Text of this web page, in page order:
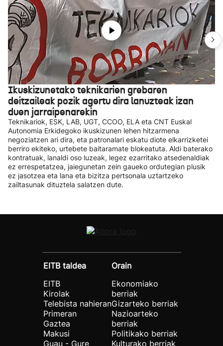
Ikuskizunetako teknikarien grebaren
deitzaileak pozik agertu dira lanuzteak izan
duen jarraipenarekin
Teknikariok, ESK, LAB, UGT, CCOO, ELA eta CNT Euskal
Autonomia Erkidegoko ikuskizunen lehen hitzarmena
negoziatzen ari dira, eta patronalari eskatu diote elkarrizketei
berriro ekiteko, urtebete baitaramate blokeatuta. Aldi baterako
kontratuak, lanaldi oso luzeak, legez ezarritako atsedenaldiak
ez errespetatzea, jaiegunetan zein gaueko ordutegian plusik
ez jasotzea eta lana eta bizitza pertsonala uztartzeko
zailtasunak dituztela salatzen dute.
EITB taldea
EITB
Kirolak
Telebista nahieran
Primeran
Gaztea
Makusi
Guau - Gure
Orain
Ekonomiako
berriak
Gizarteko berriak
Nazioarteko
berriak
Politikako berriak
Kulturako berriak